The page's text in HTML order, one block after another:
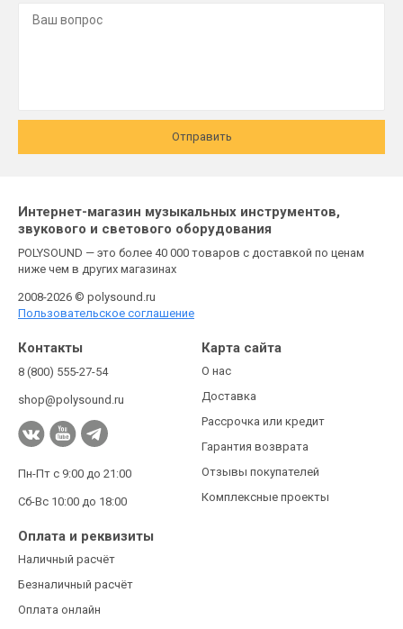
Отправить
Интернет-магазин музыкальных инструментов,
звукового и светового оборудования
POLYSOUND — это более 40 000 товаров с доставкой по ценам
ниже чем в других магазинах
2008-2026 © polysound.ru
Пользовательское соглашение
Контакты
8 (800) 555-27-54
shop@polysound.ru
Пн-Пт с 9:00 до 21:00
Сб-Вс 10:00 до 18:00
Карта сайта
О нас
Доставка
Рассрочка или кредит
Гарантия возврата
Отзывы покупателей
Комплексные проекты
Оплата и реквизиты
Наличный расчёт
Безналичный расчёт
Оплата онлайн